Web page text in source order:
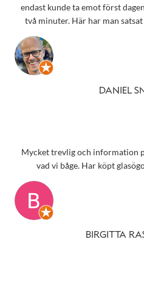
endast kunde ta emot först
två minuter. Här har man
DANIEL
Mycket trevlig och information
vad vi båge. Har köpt
BIRGITTA